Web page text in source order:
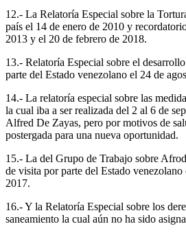
12.- La Relatoría Especial sobre la
país el 14 de enero de 2010 y
2013 y el 20 de febrero de 2018.
13.- Relatoría Especial sobre el
parte del Estado venezolano el 24 de
14.- La relatoría especial sobre las
la cual iba a ser realizada del 2 al 6 de
Alfred De Zayas, pero por motivos de
postergada para una nueva oportunidad.
15.- La del Grupo de Trabajo sobre
de visita por parte del Estado
2017.
16.- Y la Relatoría Especial sobre los
saneamiento la cual aún no ha sido